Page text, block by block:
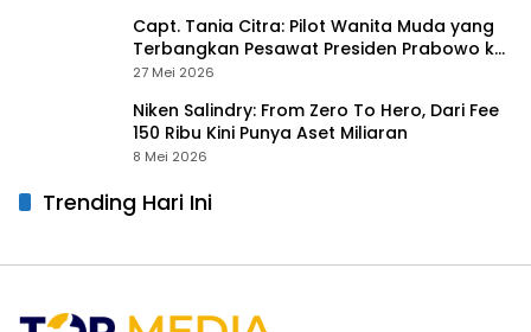
Capt. Tania Citra: Pilot Wanita Muda yang
Terbangkan Pesawat Presiden Prabowo ke
Prancis
27 Mei 2026
Niken Salindry: From Zero To Hero, Dari Fee
150 Ribu Kini Punya Aset Miliaran
8 Mei 2026
Trending Hari Ini